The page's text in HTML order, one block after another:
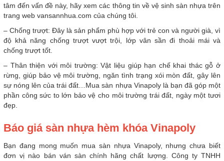
tâm đến vấn đề này, hãy xem các thông tin về vệ sinh sàn nhựa trên
trang web vansannhua.com của chúng tôi.
– Chống trượt: Đây là sản phẩm phù hợp với trẻ con và người già, vì
độ khả năng chống trượt vượt trội, lớp vân sần đi thoải mái và
chống trượt tốt.
– Thân thiện với môi trường: Vật liệu giúp hạn chế khai thác gỗ ở
rừng, giúp bảo vệ môi trường, ngăn tình trạng xói mòn đất, gây lên
sự nóng lên của trái đất…Mua sàn nhựa Vinapoly là bạn đã góp một
phần công sức to lớn bảo vệ cho môi trường trái đất, ngày một tươi
đẹp.
Báo giá sàn nhựa hèm khóa Vinapoly
Bạn đang mong muốn mua sàn nhựa Vinapoly, nhưng chưa biết
đơn vị nào bán ván sàn chính hãng chất lượng. Công ty TNHH